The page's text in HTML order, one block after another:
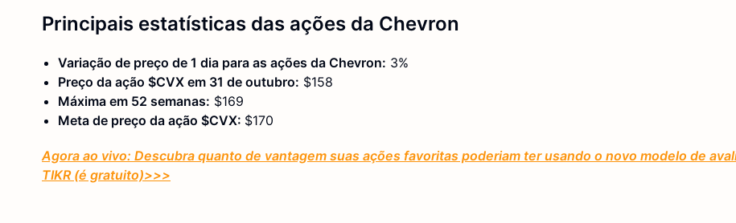
Principais estatísticas das ações da Chevron
Variação de preço de 1 dia para as ações da Chevron: 3%
Preço da ação $CVX em 31 de outubro: $158
Máxima em 52 semanas: $169
Meta de preço da ação $CVX: $170
Agora ao vivo: Descubra quanto de vantagem suas ações favoritas poderiam ter usando o novo modelo de
TIKR (é gratuito)>>>